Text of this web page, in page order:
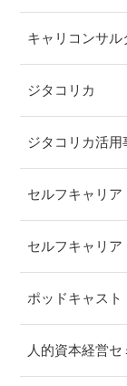
キャリコンサ
ジタコリカ
ジタコリカ活用
セルフキャリ
セルフキャリ
ポッドキャスト
人的資本経営